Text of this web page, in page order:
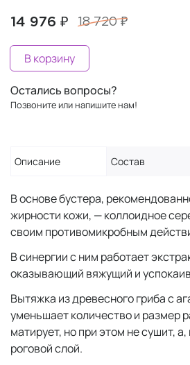
14 976 ₽ 18 720 ₽
В корзину
Остались вопросы?
Позвоните или напишите нам!
Описание Состав
В основе бустера,
жирности кожи, — коллоидное
своим противомикробным
В синергии с ним работает
оказывающий вяжущий и
Вытяжка из древесного гриба с
уменьшает количество и размер
матирует, но при этом не сушит,
роговой слой.